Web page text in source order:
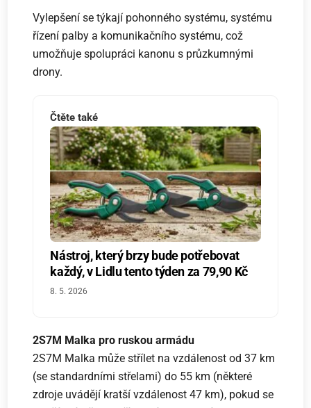
Vylepšení se týkají pohonného systému, systému
řízení palby a komunikačního systému, což
umožňuje spolupráci kanonu s průzkumnými
drony.
Čtěte také
Nástroj, který brzy bude potřebovat
každý, v Lidlu tento týden za 79,90 Kč
8. 5. 2026
2S7M Malka pro ruskou armádu
2S7M Malka může střílet na vzdálenost od 37 km
(se standardními střelami) do 55 km (některé
zdroje uvádějí kratší vzdálenost 47 km), pokud se